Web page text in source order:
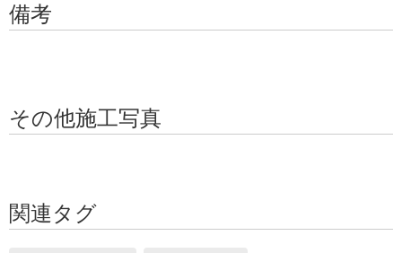
備考
その他施工写真
関連タグ